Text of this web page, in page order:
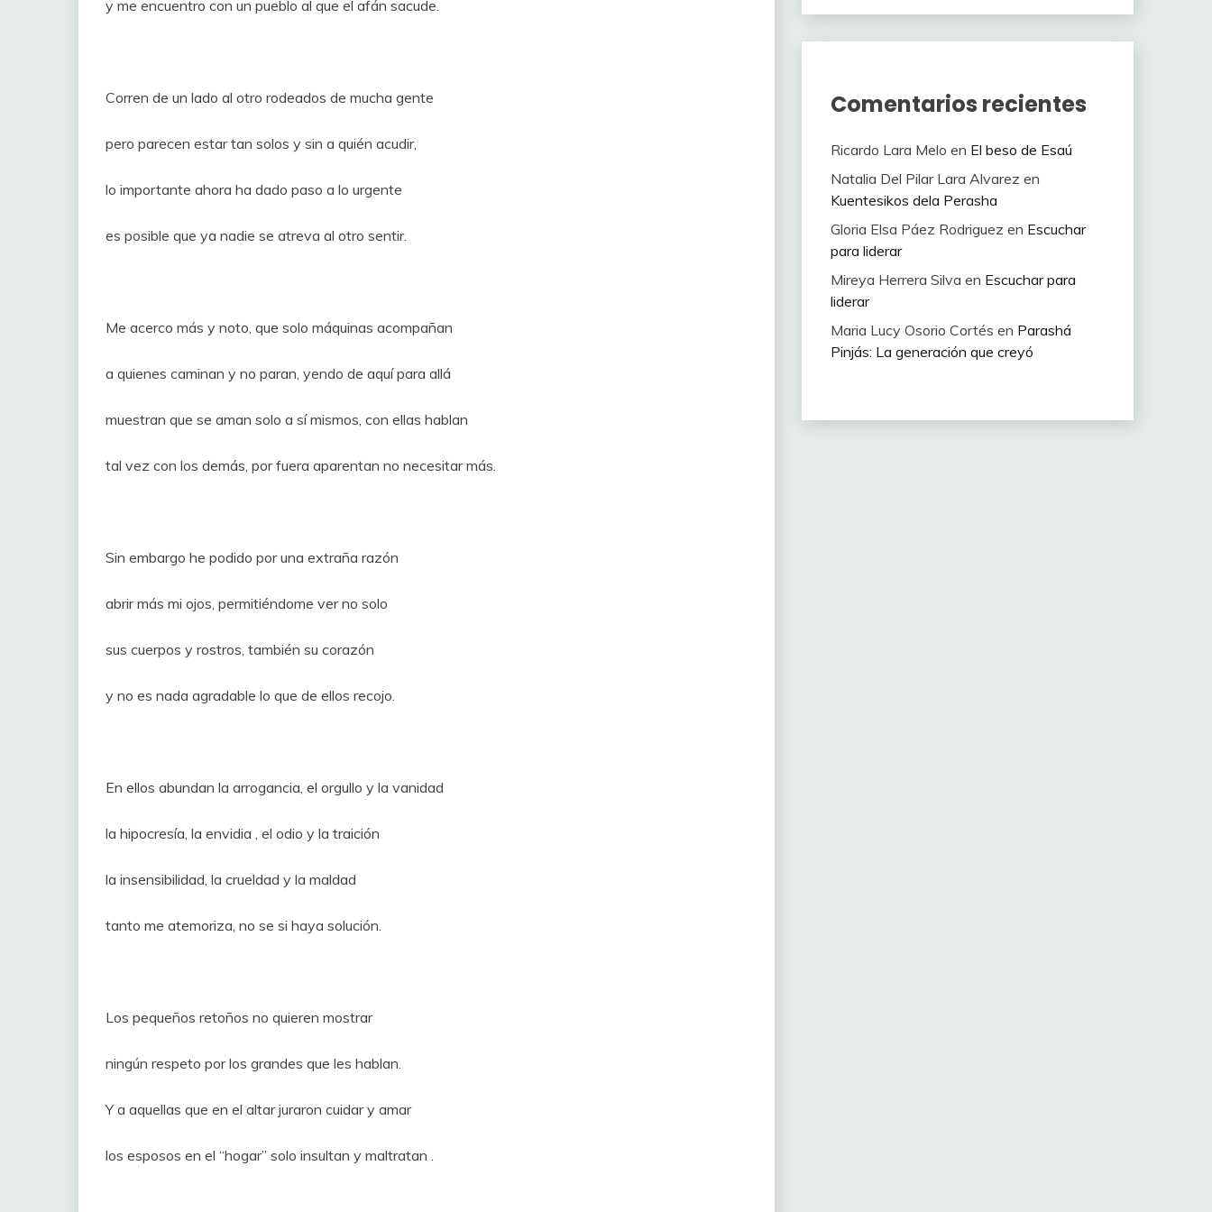
y me encuentro con un pueblo al que el afán sacude.
Corren de un lado al otro rodeados de mucha gente
pero parecen estar tan solos y sin a quién acudir,
lo importante ahora ha dado paso a lo urgente
es posible que ya nadie se atreva al otro sentir.
Me acerco más y noto, que solo máquinas acompañan
a quienes caminan y no paran, yendo de aquí para allá
muestran que se aman solo a sí mismos, con ellas hablan
tal vez con los demás, por fuera aparentan no necesitar más.
Sin embargo he podido por una extraña razón
abrir más mi ojos, permitiéndome ver no solo
sus cuerpos y rostros, también su corazón
y no es nada agradable lo que de ellos recojo.
En ellos abundan la arrogancia, el orgullo y la vanidad
la hipocresía, la envidia , el odio y la traición
la insensibilidad, la crueldad y la maldad
tanto me atemoriza, no se si haya solución.
Los pequeños retoños no quieren mostrar
ningún respeto por los grandes que les hablan.
Y a aquellas que en el altar juraron cuidar y amar
los esposos en el “hogar” solo insultan y maltratan .
Comentarios recientes
Ricardo Lara Melo en El beso de Esaú
Natalia Del Pilar Lara Alvarez en
Kuentesikos dela Perasha
Gloria Elsa Páez Rodriguez en Escuchar
para liderar
Mireya Herrera Silva en Escuchar para
liderar
Maria Lucy Osorio Cortés en Parashá
Pinjás: La generación que creyó